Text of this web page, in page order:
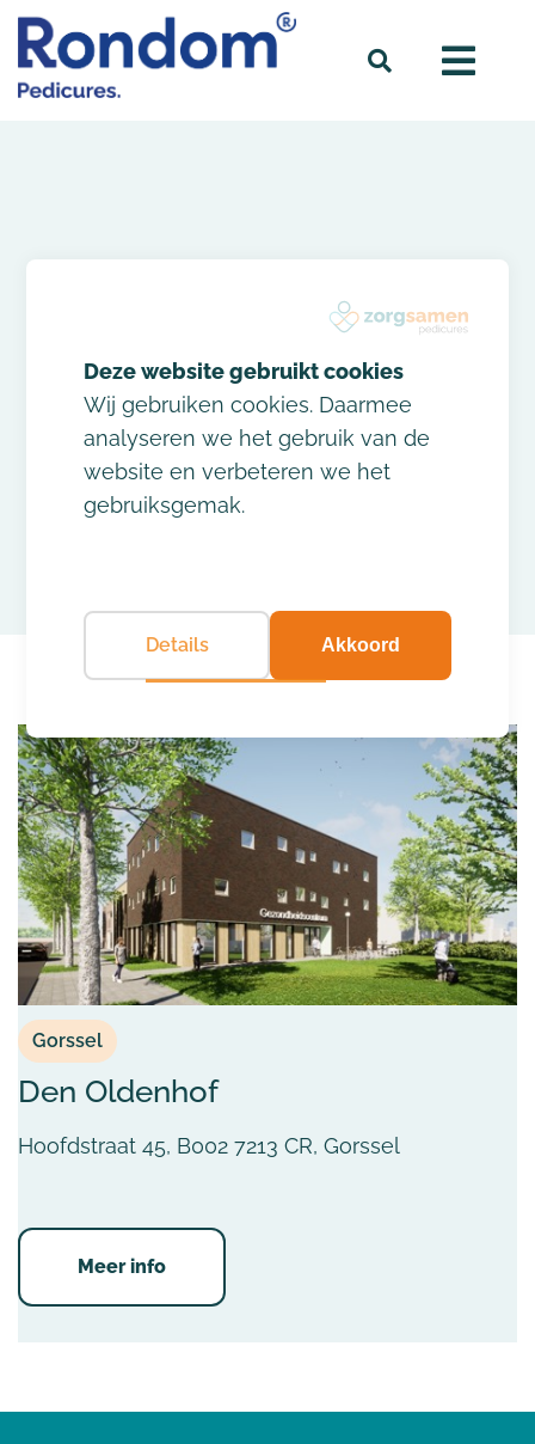
Praktijken in
Gorssel
Gorssel
Den Oldenhof
Hoofdstraat 45, B002 7213 CR, Gorssel
Meer info
Wij gebruiken cookies. Daarmee
analyseren we het gebruik van de
website en verbeteren we het
gebruiksgemak.
Details Akkoord